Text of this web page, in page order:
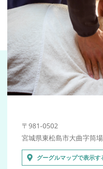
ご予約・
080-
Warning
/home/
〒981-0502
宮城県東松島市大曲字筒
グーグルマップで表示す